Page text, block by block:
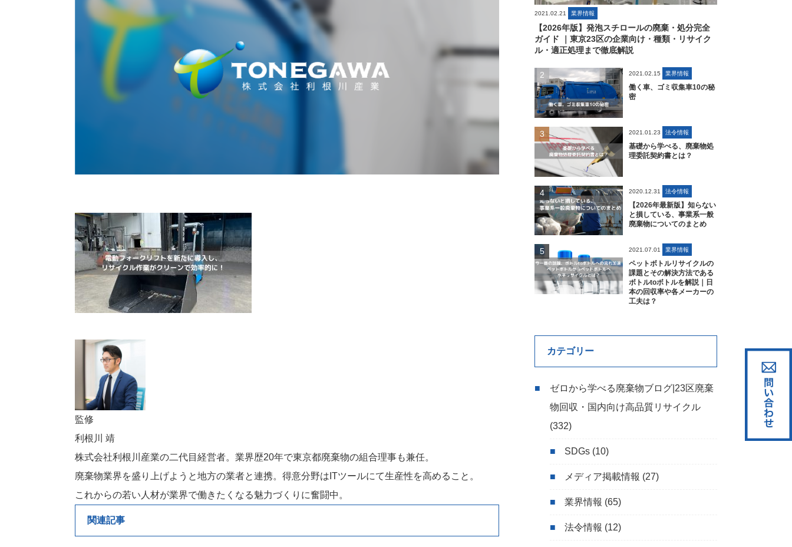
監修
利根川 靖
株式会社利根川産業の二代目経営者。業界歴20年で東京都廃棄物の組合理事も兼任。
廃棄物業界を盛り上げようと地方の業者と連携。得意分野はITツールにて生産性を高めること。
これからの若い人材が業界で働きたくなる魅力づくりに奮闘中。
関連記事
2021.02.21 業界情報
【2026年版】発泡スチロールの廃棄・処分完全
ガイド ｜東京23区の企業向け・種類・リサイク
ル・適正処理まで徹底解説
2021.02.15 業界情報
働く車、ゴミ収集車10の秘
密
2021.01.23 法令情報
基礎から学べる、廃棄物処
理委託契約書とは？
2020.12.31 法令情報
【2026年最新版】知らない
と損している、事業系一般
廃棄物についてのまとめ
2021.07.01 業界情報
ペットボトルリサイクルの
課題とその解決方法である
ボトルtoボトルを解説｜日
本の回収率や各メーカーの
工夫は？
カテゴリー
ゼロから学べる廃棄物ブログ|23区廃棄
物回収・国内向け高品質リサイクル
(332)
SDGs (10)
メディア掲載情報 (27)
業界情報 (65)
法令情報 (12)